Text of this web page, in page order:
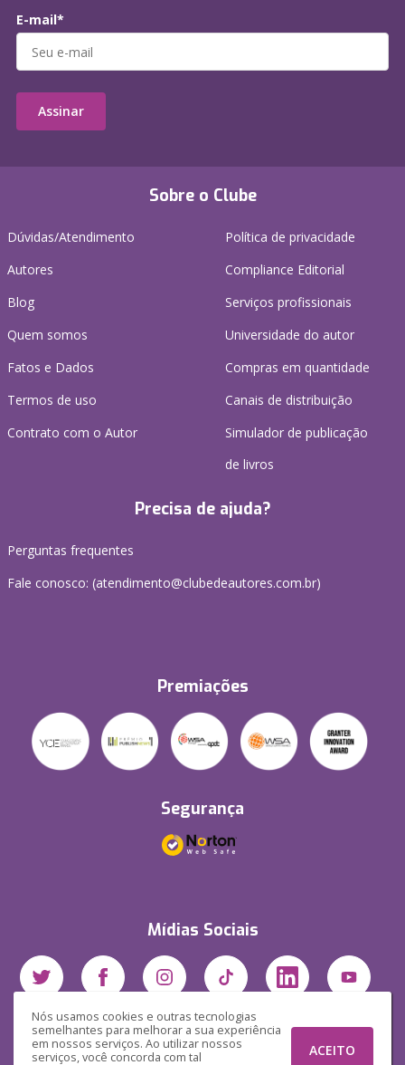
Nós usamos cookies e outras tecnologias
semelhantes para melhorar a sua experiência
em nossos serviços. Ao utilizar nossos
serviços, você concorda com tal
ACEITO
Sobre o Clube
Dúvidas/Atendimento
Autores
Blog
Quem somos
Fatos e Dados
Termos de uso
Contrato com o Autor
Política de privacidade
Compliance Editorial
Serviços profissionais
Universidade do autor
Compras em quantidade
Canais de distribuição
Simulador de publicação
de livros
Precisa de ajuda?
Perguntas frequentes
Fale conosco: (atendimento@clubedeautores.com.br)
Premiações
Segurança
Mídias Sociais
E-mail*
Assinar